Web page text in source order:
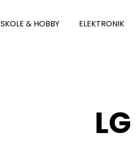
SKOLE & HOBBY ELEKTRONIK
LG